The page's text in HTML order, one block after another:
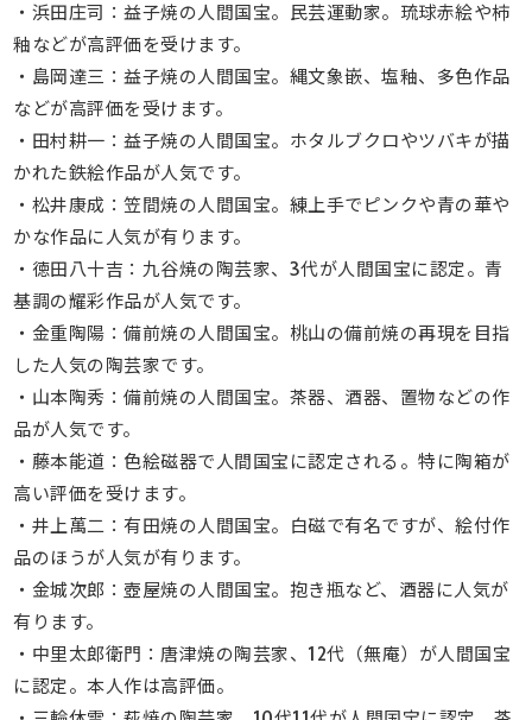
・浜田庄司：益子焼の人間国宝。民芸運動家。琉球赤絵や柿
釉などが高評価を受けます。
・島岡達三：益子焼の人間国宝。縄文象嵌、塩釉、多色作品
などが高評価を受けます。
・田村耕一：益子焼の人間国宝。ホタルブクロやツバキが描
かれた鉄絵作品が人気です。
・松井康成：笠間焼の人間国宝。練上手でピンクや青の華や
かな作品に人気が有ります。
・徳田八十吉：九谷焼の陶芸家、3代が人間国宝に認定。青
基調の耀彩作品が人気です。
・金重陶陽：備前焼の人間国宝。桃山の備前焼の再現を目指
した人気の陶芸家です。
・山本陶秀：備前焼の人間国宝。茶器、酒器、置物などの作
品が人気です。
・藤本能道：色絵磁器で人間国宝に認定される。特に陶箱が
高い評価を受けます。
・井上萬二：有田焼の人間国宝。白磁で有名ですが、絵付作
品のほうが人気が有ります。
・金城次郎：壺屋焼の人間国宝。抱き瓶など、酒器に人気が
有ります。
・中里太郎衛門：唐津焼の陶芸家、12代（無庵）が人間国宝
に認定。本人作は高評価。